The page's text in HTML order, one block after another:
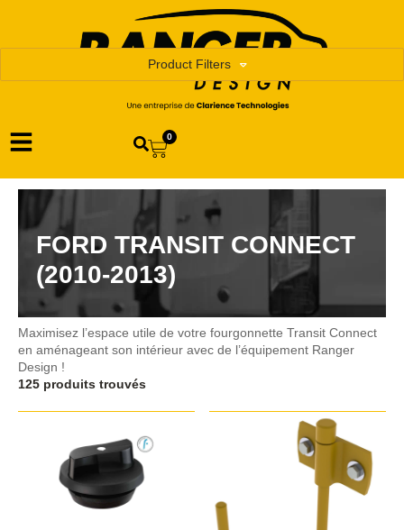
0
FORD TRANSIT CONNECT
(2010-2013)
Product Filters
Maximisez l’espace utile de votre fourgonnette Transit Connect
en aménageant son intérieur avec de l’équipement Ranger
Design !
125 produits trouvés